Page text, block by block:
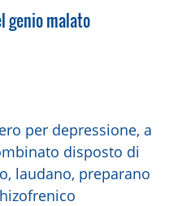
genio malato
per depressione, a
disposto di
laudano, preparano